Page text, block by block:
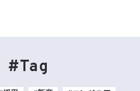
#Tag